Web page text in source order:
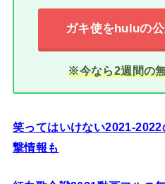
ガキ使をhuluの
※今なら2週間の
笑ってはいけない2021-
撃情報も